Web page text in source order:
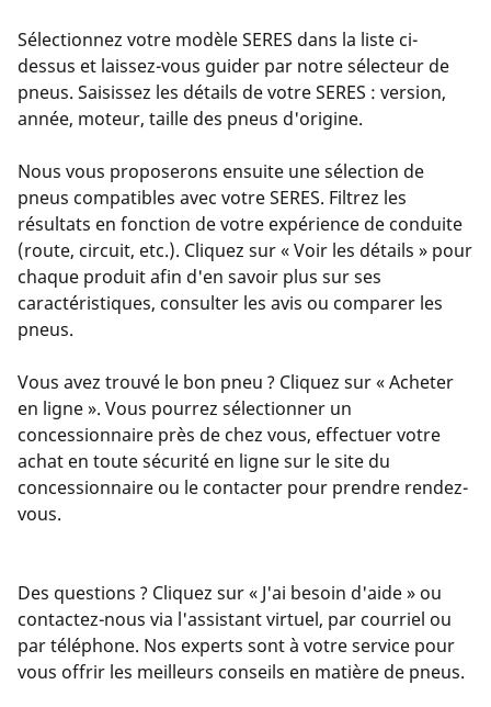
Sélectionnez votre modèle SERES dans la liste ci-
dessus et laissez-vous guider par notre sélecteur de
pneus. Saisissez les détails de votre SERES : version,
année, moteur, taille des pneus d'origine.
Nous vous proposerons ensuite une sélection de
pneus compatibles avec votre SERES. Filtrez les
résultats en fonction de votre expérience de conduite
(route, circuit, etc.). Cliquez sur « Voir les détails » pour
chaque produit afin d'en savoir plus sur ses
caractéristiques, consulter les avis ou comparer les
pneus.
Vous avez trouvé le bon pneu ? Cliquez sur « Acheter
en ligne ». Vous pourrez sélectionner un
concessionnaire près de chez vous, effectuer votre
achat en toute sécurité en ligne sur le site du
concessionnaire ou le contacter pour prendre rendez-
vous.
Des questions ? Cliquez sur « J'ai besoin d'aide » ou
contactez-nous via l'assistant virtuel, par courriel ou
par téléphone. Nos experts sont à votre service pour
vous offrir les meilleurs conseils en matière de pneus.